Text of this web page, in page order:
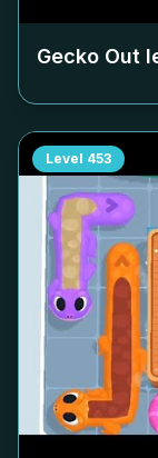
Gecko Out
Level 453